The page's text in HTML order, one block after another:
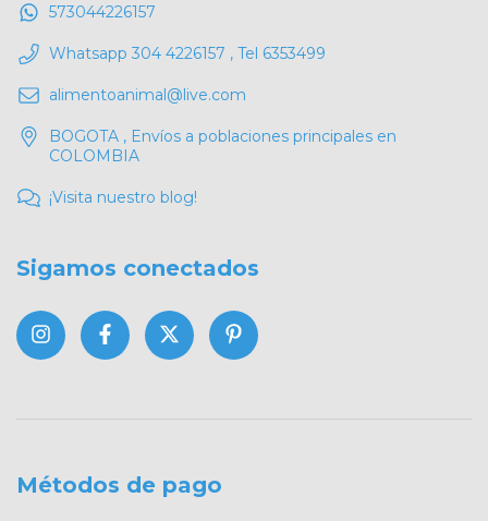
573044226157
Whatsapp 304 4226157 , Tel 6353499
alimentoanimal@live.com
BOGOTA , Envíos a poblaciones principales en
COLOMBIA
¡Visita nuestro blog!
Sigamos conectados
Métodos de pago